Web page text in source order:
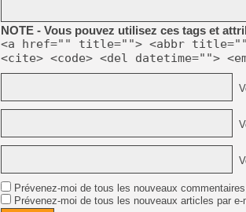
NOTE - Vous pouvez utilisez ces tags et
<a href="" title=""> <abbr
<cite> <code> <del datetime="">
Prévenez-moi de tous les nouveaux
Prévenez-moi de tous les nouveaux articles par e-